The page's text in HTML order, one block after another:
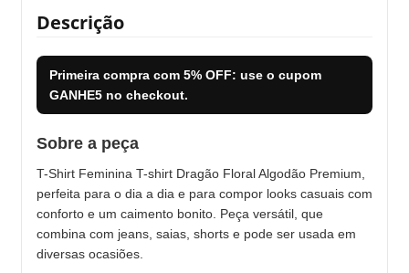
Descrição
Primeira compra com 5% OFF: use o cupom
GANHE5 no checkout.
Sobre a peça
T-Shirt Feminina T-shirt Dragão Floral Algodão Premium,
perfeita para o dia a dia e para compor looks casuais com
conforto e um caimento bonito. Peça versátil, que
combina com jeans, saias, shorts e pode ser usada em
diversas ocasiões.